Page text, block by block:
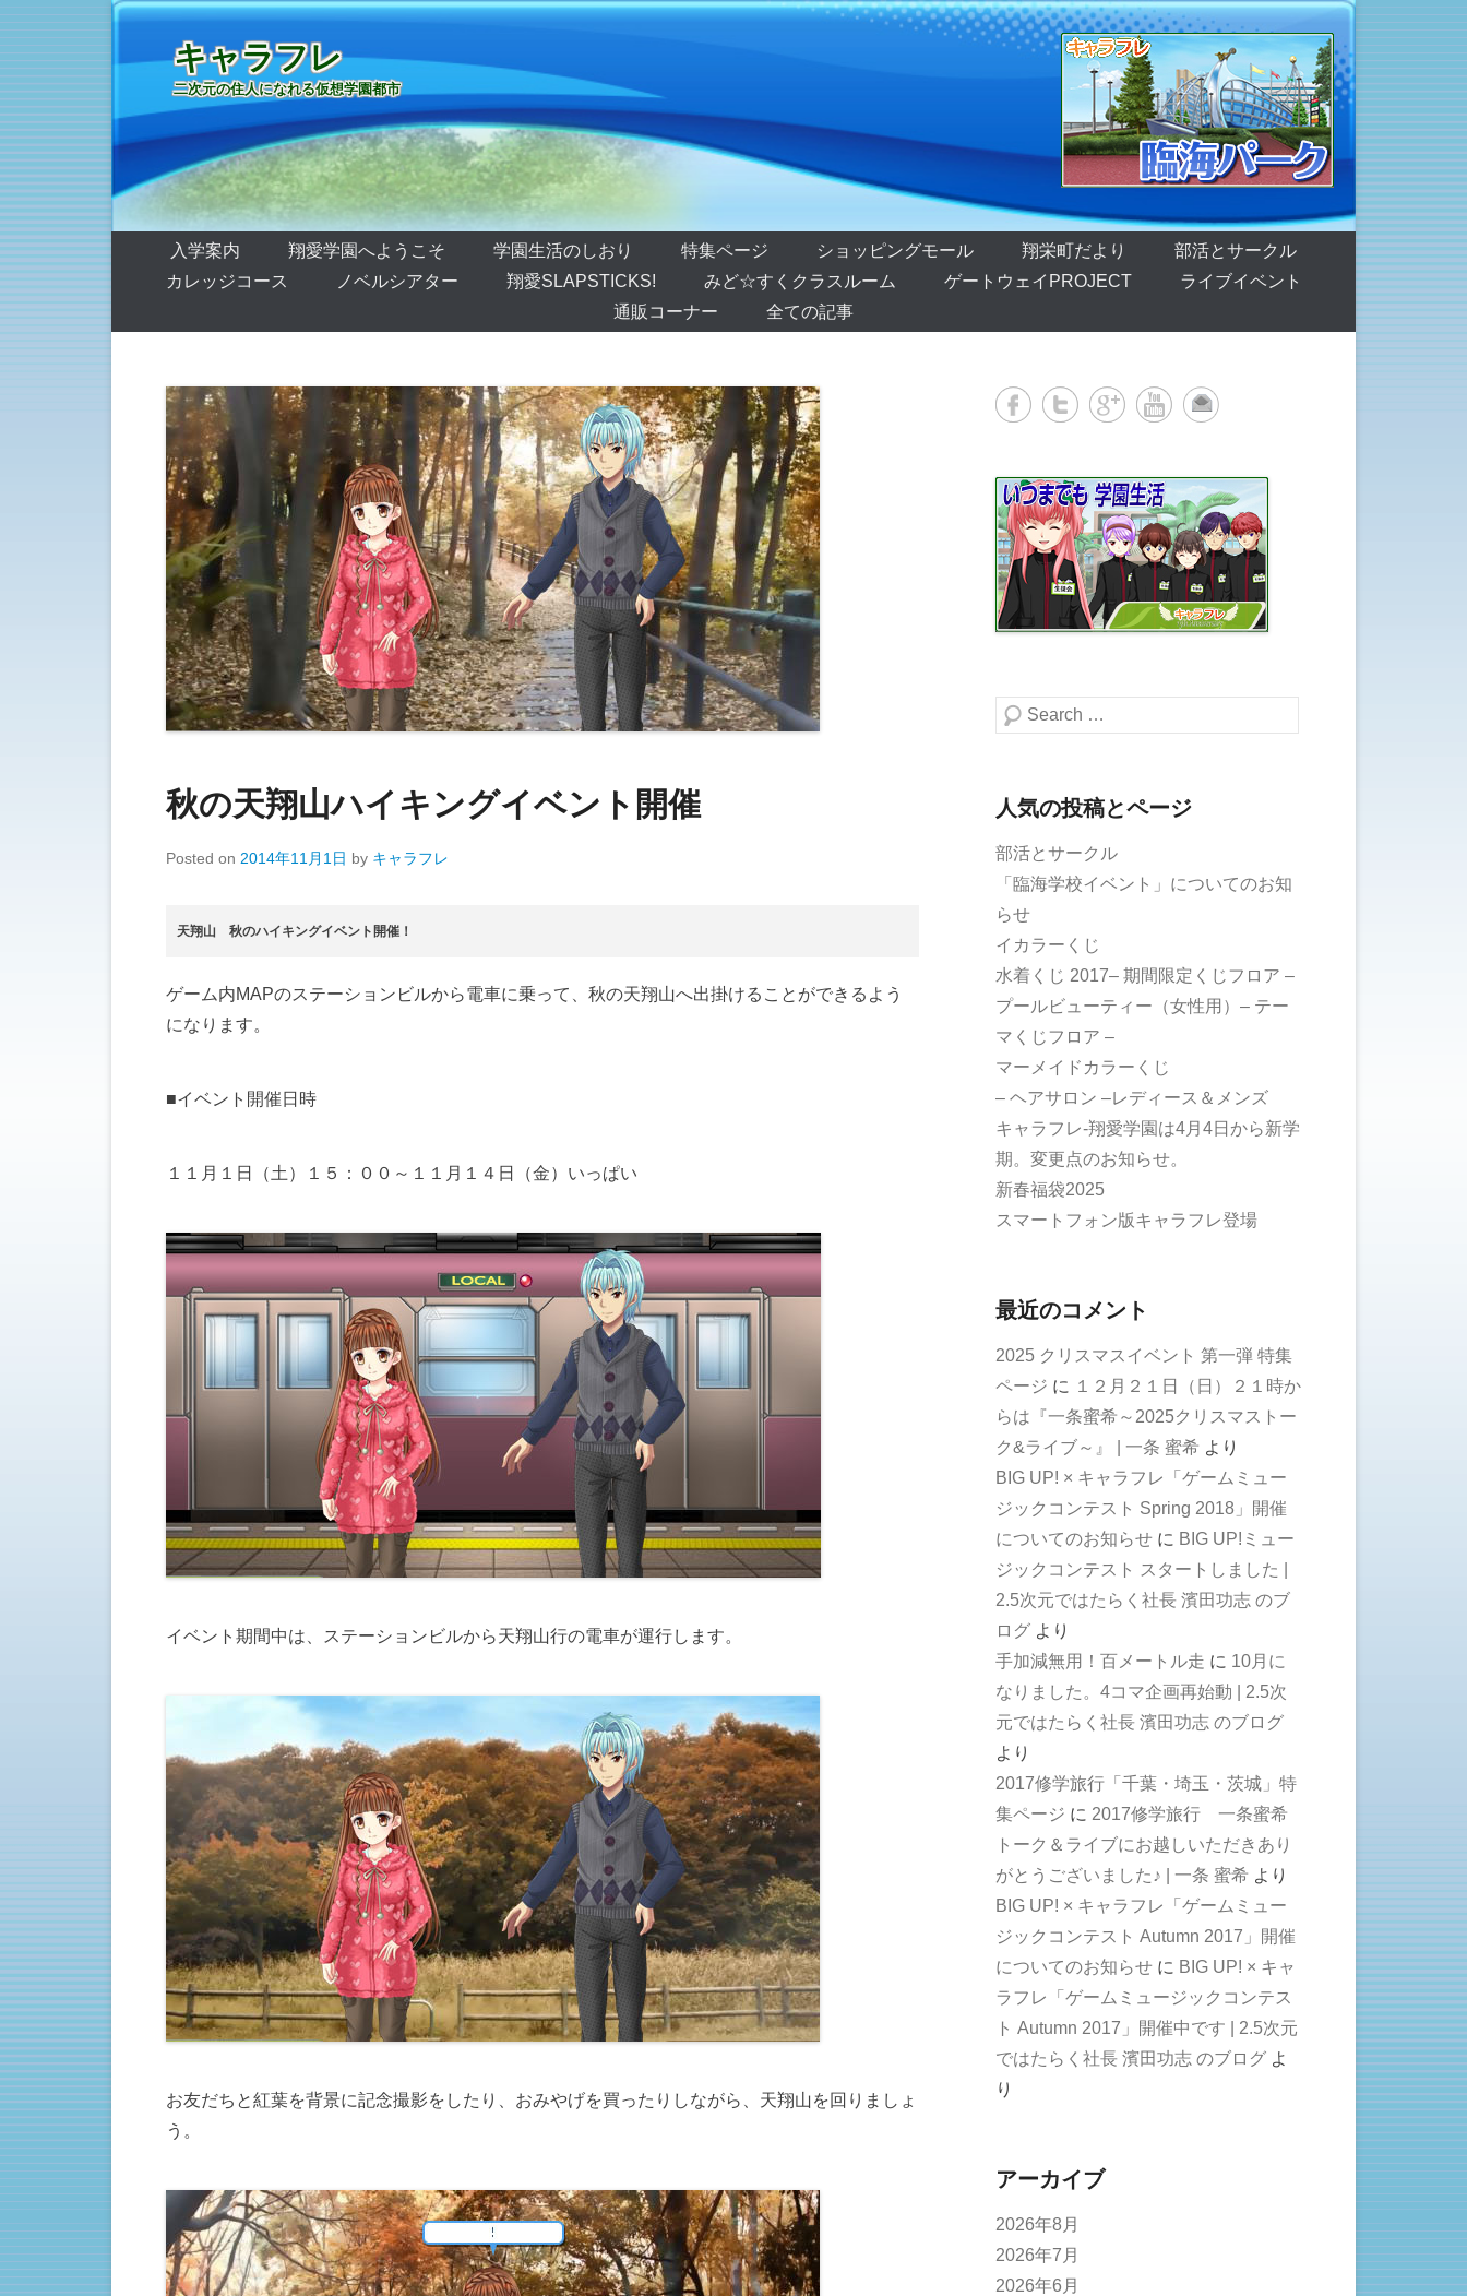
キャラフレ
二次元の住人になれる仮想学園都市
第1メニュー
コンテンツへ移動
入学案内 翔愛学園へようこそ 学園生活のしおり 特集ページ ショッピングモール 翔栄町だより
部活とサークル
カレッジコース
ノベルシアター 翔愛SLAPSTICKS! みど☆すくクラスルーム ゲートウェイPROJECT
ライブイベント
通販コーナー
全ての記事
秋の天翔山ハイキングイベント開催
Posted on 2014年11月1日 by キャラフレ
天翔山 秋のハイキングイベント開催！
ゲーム内MAPのステーションビルから電車に乗って、秋の天翔山へ出掛けることができるよう
になります。
■イベント開催日時
１１月１日（土）１５：００～１１月１４日（金）いっぱい
イベント期間中は、ステーションビルから天翔山行の電車が運行します。
お友だちと紅葉を背景に記念撮影をしたり、おみやげを買ったりしながら、天翔山を回りましょ
う。
検索する
人気の投稿とページ
部活とサークル
「臨海学校イベント」についてのお知
らせ
イカラーくじ
水着くじ 2017– 期間限定くじフロア –
プールビューティー（女性用）– テー
マくじフロア –
マーメイドカラーくじ
– ヘアサロン –レディース＆メンズ
キャラフレ-翔愛学園は4月4日から新学
期。変更点のお知らせ。
新春福袋2025
スマートフォン版キャラフレ登場
最近のコメント
2025 クリスマスイベント 第一弾 特集
ページ に １２月２１日（日）２１時か
らは『一条蜜希～2025クリスマストー
ク&ライブ～』 | 一条 蜜希 より
BIG UP! × キャラフレ「ゲームミュー
ジックコンテスト Spring 2018」開催
についてのお知らせ に BIG UP!ミュー
ジックコンテスト スタートしました |
2.5次元ではたらく社長 濱田功志 のブ
ログ より
手加減無用！百メートル走 に 10月に
なりました。4コマ企画再始動 | 2.5次
元ではたらく社長 濱田功志 のブログ
より
2017修学旅行「千葉・埼玉・茨城」特
集ページ に 2017修学旅行 一条蜜希
トーク＆ライブにお越しいただきあり
がとうございました♪ | 一条 蜜希 より
BIG UP! × キャラフレ「ゲームミュー
ジックコンテスト Autumn 2017」開催
についてのお知らせ に BIG UP! × キャ
ラフレ「ゲームミュージックコンテス
ト Autumn 2017」開催中です | 2.5次元
ではたらく社長 濱田功志 のブログ よ
り
アーカイブ
2026年8月
2026年7月
2026年6月